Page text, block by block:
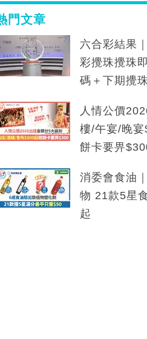
門文章
六合彩結果
彩攪珠攪珠
碼＋下期攪
人情公價
樓/午宴/晚
餅卡要畀
消委會食油
物 21款5星
起